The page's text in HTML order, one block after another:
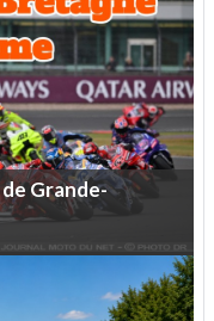
deGrande-